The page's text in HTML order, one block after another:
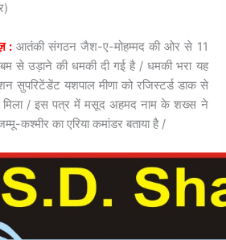
: आतंकी संगठन जैश-ए-मोहम्मद की ओर से 11
से उड़ाने की धमकी दी गई है / धमकी भरा यह
सुपरिटेंडेंट यशपाल मीणा को रजिस्टर्ड डाक से
मिला / इस पत्र में मसूद अहमद नाम के शख्स ने
कश्मीर का एरिया कमांडर बताया है /